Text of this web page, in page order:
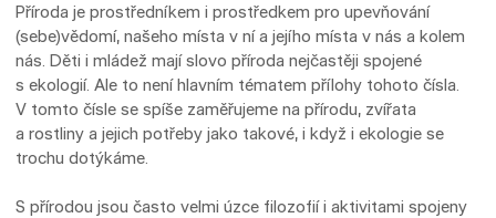
Příroda je prostředníkem i prostředkem pro upevňování
(sebe)vědomí, našeho místa v ní a jejího místa v nás a kolem
nás. Děti i mládež mají slovo příroda nejčastěji spojené
s ekologií. Ale to není hlavním tématem přílohy tohoto čísla.
V tomto čísle se spíše zaměřujeme na přírodu, zvířata
a rostliny a jejich potřeby jako takové, i když i ekologie se
trochu dotýkáme.
S přírodou jsou často velmi úzce filozofií i aktivitami spojeny